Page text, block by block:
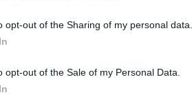
opt-out of the Sharing of my personal data.
opt-out of the Sale of my Personal Data.